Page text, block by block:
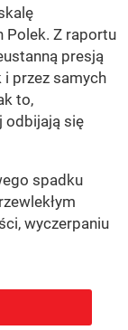
Polek. Z raportu
presją
i przez samych
to,
odbijają się
spadku
wyczerpaniu